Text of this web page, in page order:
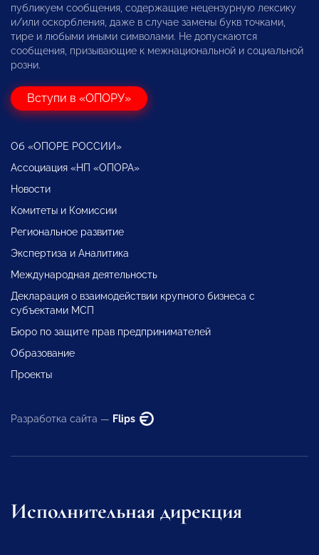
публикуем сообщения, содержащие нецензурную лексику
и/или оскорбления, даже в случае замены букв точками,
тире и любыми иными символами. Не допускаются
сообщения, призывающие к межнациональной и социальной
розни.
Вступи в «ОПОРУ»
Об «ОПОРЕ РОССИИ»
Ассоциация «НП «ОПОРА»
Новости
Комитеты и Комиссии
Региональное развитие
Экспертиза и Аналитика
Международная деятельность
Декларация о взаимодействии крупного бизнеса с
субъектами МСП
Бюро по защите прав предпринимателей
Образование
Проекты
Разработка сайта — Flips
Исполнительная дирекция